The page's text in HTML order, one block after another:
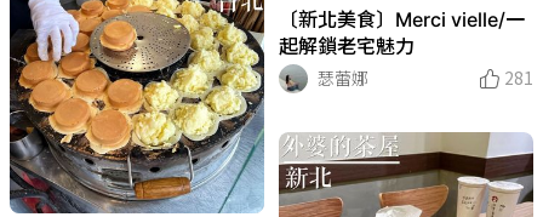
〔新北美食〕Merci vielle/一
起解鎖老宅魅力
瑟蕾娜
281